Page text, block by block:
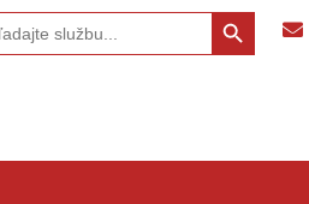
Search Button